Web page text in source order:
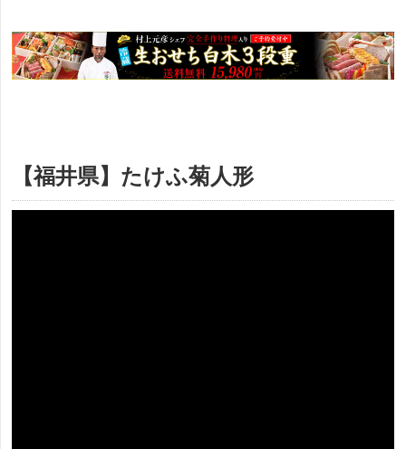
【福井県】たけふ菊人形